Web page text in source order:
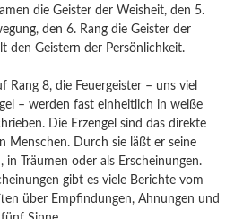
die Geister der Weisheit, den 5.
den 6. Rang die Geister der
den Geistern der Persönlichkeit.
Rang 8, die Feuergeister – uns viel
– werden fast einheitlich in weiße
Die Erzengel sind das direkte
Menschen. Durch sie läßt er seine
in Träumen oder als Erscheinungen.
gibt es viele Berichte vom
über Empfindungen, Ahnungen und